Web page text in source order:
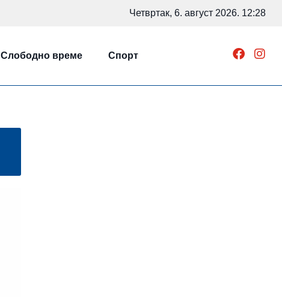
Четвртак, 6. август 2026. 12:28
Слободно време Спорт